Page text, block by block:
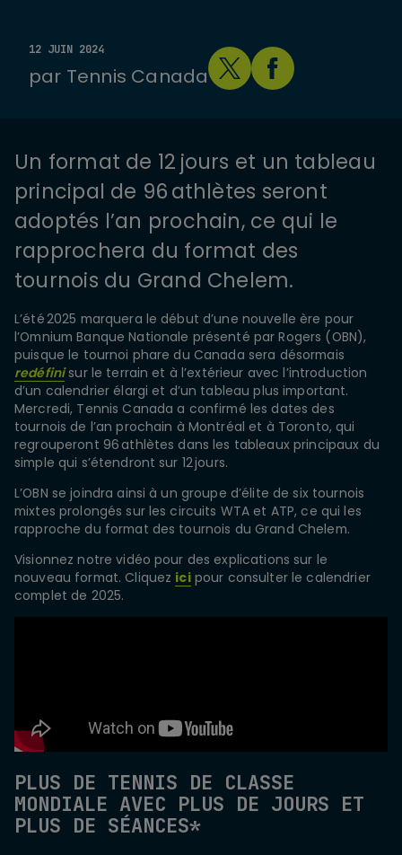
12 JUIN 2024
par Tennis Canada
Un format de 12 jours et un tableau
principal de 96 athlètes seront
adoptés l’an prochain, ce qui le
rapprochera du format des
tournois du Grand Chelem.
L’été 2025 marquera le début d’une nouvelle ère pour
l’Omnium Banque Nationale présenté par Rogers (OBN),
puisque le tournoi phare du Canada sera désormais
redéfinisur le terrain et à l’extérieur avec l’introduction
d’un calendrier élargi et d’un tableau plus important.
Mercredi, Tennis Canada a confirmé les dates des
tournois de l’an prochain à Montréal et à Toronto, qui
regrouperont 96 athlètes dans les tableaux principaux du
simple qui s’étendront sur 12 jours.
L’OBN se joindra ainsi à un groupe d’élite de six tournois
mixtes prolongés sur les circuits WTA et ATP, ce qui les
rapproche du format des tournois du Grand Chelem.
Visionnez notre vidéo pour des explications sur le
nouveau format. Cliquez icipour consulter le calendrier
complet de 2025.
PLUS DE TENNIS DE CLASSE
MONDIALE AVEC PLUS DE JOURS ET
PLUS DE SÉANCES*